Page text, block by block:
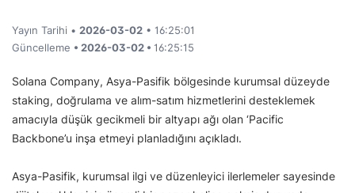
Yayın Tarihi • 2026-03-02 • 16:25:01
Güncelleme • 2026-03-02 • 16:25:15
Solana Company, Asya-Pasifik bölgesinde kurumsal düzeyde
staking, doğrulama ve alım-satım hizmetlerini desteklemek
amacıyla düşük gecikmeli bir altyapı ağı olan ‘Pacific
Backbone’u inşa etmeyi planladığını açıkladı.
Asya-Pasifik, kurumsal ilgi ve düzenleyici ilerlemeler sayesinde